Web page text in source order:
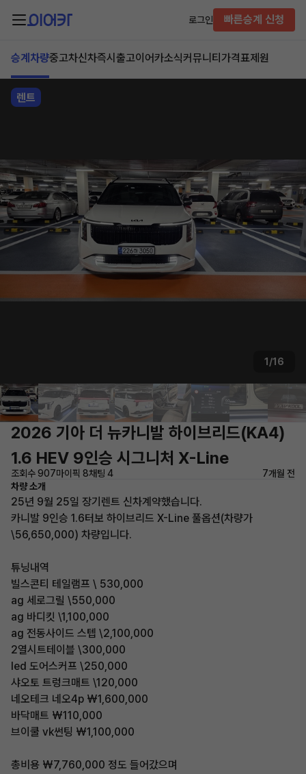
로그인 빠른승계 신청
승계차량중고차신차즉시출고이어카소식커뮤니티 가격표제원
렌트
1/16
2026 기아 더 뉴카니발 하이브리드(KA4)
1.6 HEV 9인승 시그니처 X-Line
조회수 907마이픽 8채팅 4
7개월 전
차량 소개
25년 9월 25일 장기렌트 신차계약했습니다.
카니발 9인승 1.6터보 하이브리드 X-Line 풀옵션(차량가
\56,650,000) 차량입니다.
튜닝내역
빌스콘티 테일램프 \ 530,000
ag 세로그릴 \550,000
ag 바디킷 \1,100,000
ag 전동사이드 스텝 \2,100,000
2열시트테이블 \300,000
led 도어스커프 \250,000
샤오토 트렁크매트 \120,000
네오테크 네오4p ₩1,600,000
바닥매트 ₩110,000
브이쿨 vk썬팅 ₩1,100,000
총비용 ₩7,760,000 정도 들어갔으며